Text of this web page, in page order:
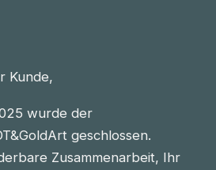
Kunde,
wurde der
geschlossen.
Zusammenarbeit, Ihr